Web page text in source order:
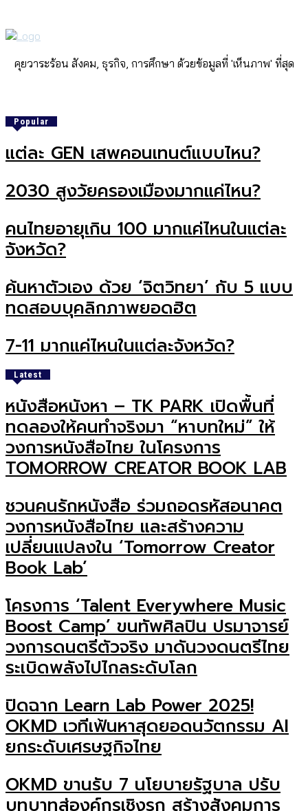
คุยวาระร้อน สังคม, ธุรกิจ, การศึกษา ด้วยข้อมูลที่ 'เห็นภาพ' ที่สุด
Popular
แต่ละ GEN เสพคอนเทนต์แบบไหน?
2030 สูงวัยครองเมืองมากแค่ไหน?
คนไทยอายุเกิน 100 มากแค่ไหนในแต่ละ
จังหวัด?
ค้นหาตัวเอง ด้วย ‘จิตวิทยา’ กับ 5 แบบ
ทดสอบบุคลิกภาพยอดฮิต
7-11 มากแค่ไหนในแต่ละจังหวัด?
Latest
หนังสือหนังหา – TK PARK เปิดพื้นที่
ทดลองให้คนทำจริงมา “หาบทใหม่” ให้
วงการหนังสือไทย ในโครงการ
TOMORROW CREATOR BOOK LAB
ชวนคนรักหนังสือ ร่วมถอดรหัสอนาคต
วงการหนังสือไทย และสร้างความ
เปลี่ยนแปลงใน ‘Tomorrow Creator
Book Lab’
โครงการ ‘Talent Everywhere Music
Boost Camp’ ขนทัพศิลปิน ปรมาจารย์
วงการดนตรีตัวจริง มาดันวงดนตรีไทย
ระเบิดพลังไปไกลระดับโลก
ปิดฉาก Learn Lab Power 2025!
OKMD เวทีเฟ้นหาสุดยอดนวัตกรรม AI
ยกระดับเศรษฐกิจไทย
OKMD ขานรับ 7 นโยบายรัฐบาล ปรับ
บทบาทสู่องค์กรเชิงรุก สร้างสังคมการ